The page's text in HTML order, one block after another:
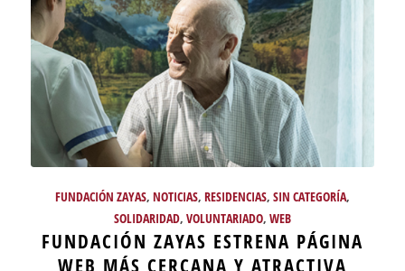
FUNDACIÓN ZAYAS, NOTICIAS, RESIDENCIAS, SIN CATEGORÍA,
SOLIDARIDAD, VOLUNTARIADO, WEB
FUNDACIÓN ZAYAS ESTRENA PÁGINA
WEB MÁS CERCANA Y ATRACTIVA